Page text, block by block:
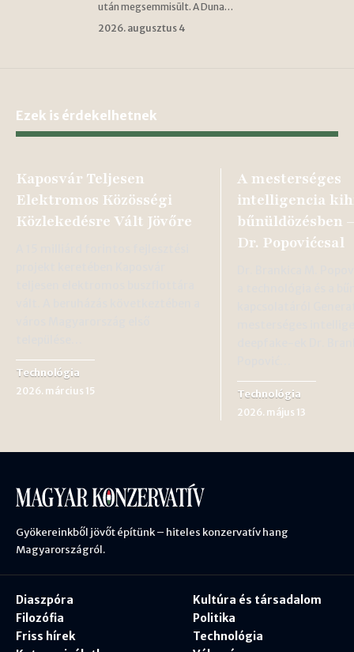
után megsemmisült. A Duna…
2026. augusztus 4
Ezek is érdekelhetnek
Kaposvár Teljesen
Elektromos Közösségi
Közlekedésre Vált Jövőre
Technológia
2026. március 15
A mesterséges
intelligencia
bűnüldözésben
Dr. Popovićcsal
Technológia
2026. május 13
Gyökereinkből jövőt építünk – hiteles konzervatív hang
Magyarországról.
Diaszpóra
Filozófia
Friss hírek
Kultúra és társadalom
Politika
Technológia